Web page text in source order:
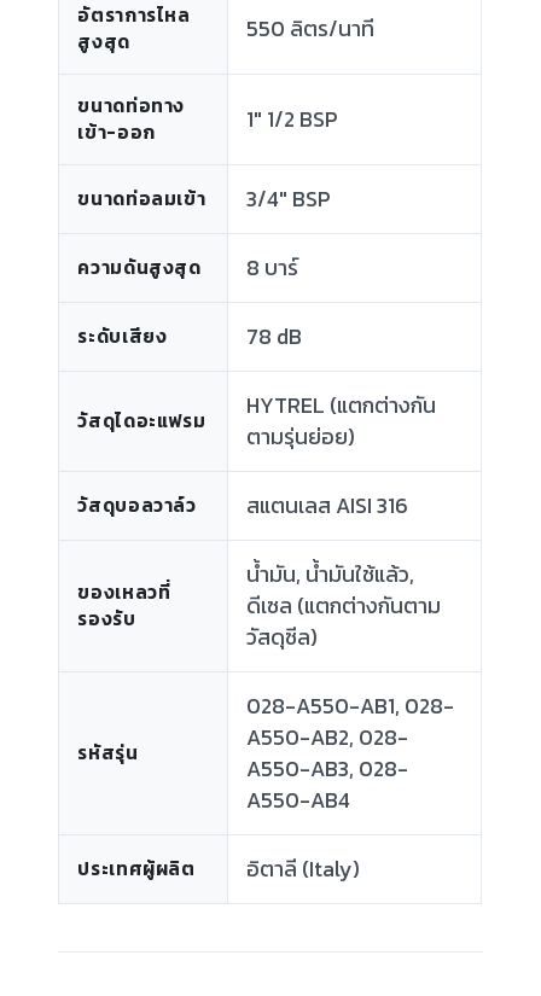
อัตราการไหล
สูงสุด
550 ลิตร/นาที
ขนาดท่อทาง
เข้า-ออก
1" 1/2 BSP
ขนาดท่อลมเข้า 3/4" BSP
ความดันสูงสุด 8 บาร์
ระดับเสียง 78 dB
วัสดุไดอะแฟรม
HYTREL (แตกต่างกัน
ตามรุ่นย่อย)
วัสดุบอลวาล์ว สแตนเลส AISI 316
ของเหลวที่
รองรับ
น้ำมัน, น้ำมันใช้แล้ว,
ดีเซล (แตกต่างกันตาม
วัสดุซีล)
รหัสรุ่น
028-A550-AB1, 028-
A550-AB2, 028-
A550-AB3, 028-
A550-AB4
ประเทศผู้ผลิต อิตาลี (Italy)